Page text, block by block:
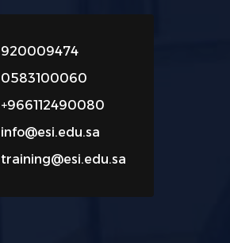
920009474
0583100060
+966112490080
info@esi.edu.sa
training@esi.edu.sa